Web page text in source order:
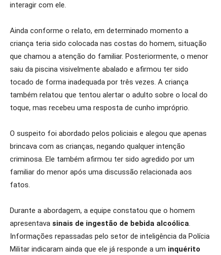
interagir com ele.
Ainda conforme o relato, em determinado momento a
criança teria sido colocada nas costas do homem, situação
que chamou a atenção do familiar. Posteriormente, o menor
saiu da piscina visivelmente abalado e afirmou ter sido
tocado de forma inadequada por três vezes. A criança
também relatou que tentou alertar o adulto sobre o local do
toque, mas recebeu uma resposta de cunho impróprio.
O suspeito foi abordado pelos policiais e alegou que apenas
brincava com as crianças, negando qualquer intenção
criminosa. Ele também afirmou ter sido agredido por um
familiar do menor após uma discussão relacionada aos
fatos.
Durante a abordagem, a equipe constatou que o homem
apresentava sinais de ingestão de bebida alcoólica.
Informações repassadas pelo setor de inteligência da Polícia
Militar indicaram ainda que ele já responde a um inquérito